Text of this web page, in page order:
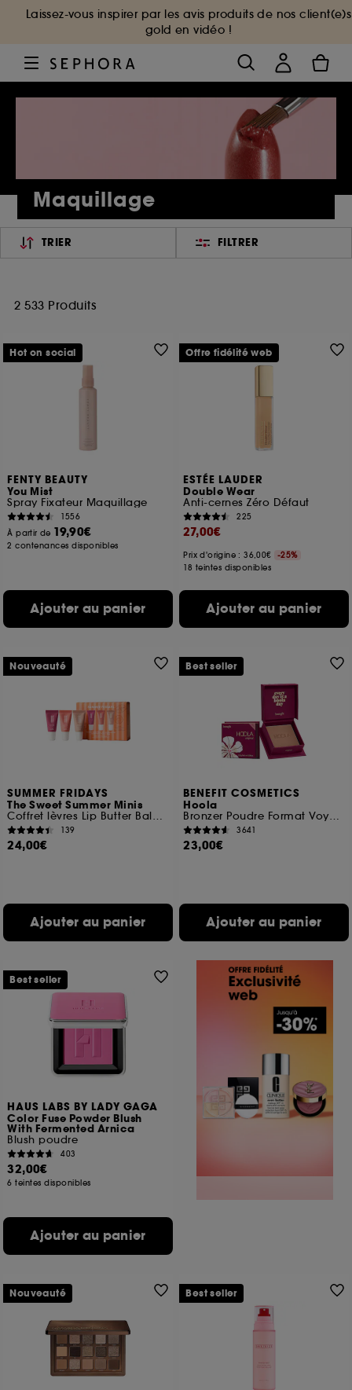
Laissez-vous inspirer par les avis produits de nos client(e)s
gold en vidéo !
Maquillage
TRIER FILTRER
2 533 Produits
FENTY BEAUTY
You Mist
Spray Fixateur Maquillage
1556
À partir de 19,90€
2 contenances disponibles
Ajouter au panier
Hot on social
ESTÉE LAUDER
Double Wear
Anti-cernes Zéro Défaut
225
27,00€
Prix d'origine : 36,00€
-25%
18 teintes disponibles
Ajouter au panier
Offre fidélité web
SUMMER FRIDAYS
The Sweet Summer Minis
Coffret lèvres Lip Butter Balm Edition limitée
139
24,00€
Ajouter au panier
Nouveauté
BENEFIT COSMETICS
Hoola
Bronzer Poudre Format Voyage
3641
23,00€
Ajouter au panier
Best seller
HAUS LABS BY LADY GAGA
Color Fuse Powder Blush
With Fermented Arnica
Blush poudre
403
32,00€
6 teintes disponibles
Ajouter au panier
Best seller
Nouveauté Best seller